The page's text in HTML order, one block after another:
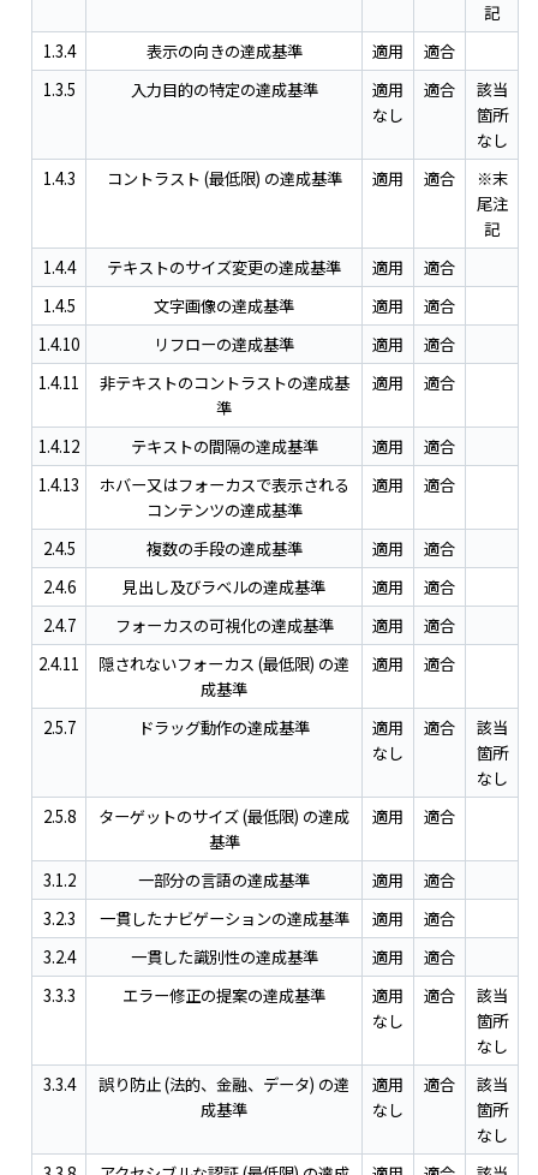
記
1.3.4
表示の向きの達成基準 適用
適合
1.3.5
入力目的の特定の達成基準
適用
なし
適合
該当
箇所
なし
1.4.3
コントラスト (最低限) の達成基準 適用 適合
※末
尾注
記
1.4.4
テキストのサイズ変更の達成基準 適用
適合
1.4.5
文字画像の達成基準 適用
適合
1.4.10
リフローの達成基準 適用
適合
1.4.11
非テキストのコントラストの達成基
準
適用 適合
1.4.12 テキストの間隔の達成基準 適用
適合
1.4.13
ホバー又はフォーカスで表示される
コンテンツの達成基準
適用 適合
2.4.5 複数の手段の達成基準 適用
適合
2.4.6
見出し及びラベルの達成基準 適用
適合
2.4.7
フォーカスの可視化の達成基準 適用
適合
2.4.11
隠されないフォーカス (最低限) の達
成基準
適用 適合
2.5.7 ドラッグ動作の達成基準
適用
なし
適合
該当
箇所
なし
2.5.8
ターゲットのサイズ (最低限) の達成
基準
適用 適合
3.1.2 一部分の言語の達成基準 適用
適合
3.2.3
一貫したナビゲーションの達成基準 適用
適合
3.2.4
一貫した識別性の達成基準 適用
適合
3.3.3
エラー修正の提案の達成基準
適用
なし
適合
該当
箇所
なし
3.3.4
誤り防止 (法的、金融、データ) の達
成基準
適用
なし
適合
該当
箇所
なし